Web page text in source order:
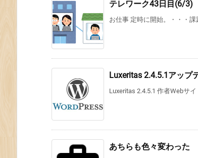
テレワーク43日目(6/3)
お仕事 定時に開始。・・・
Luxeritas 2.4.5.1アップ
Luxeritas 2.4.5.1 作者Webサ
あちらも色々変わった